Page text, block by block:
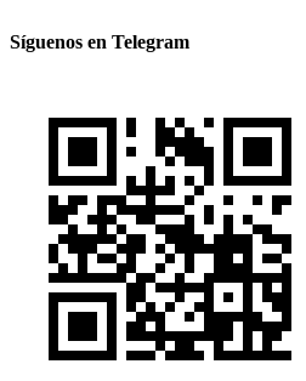
Síguenos en Telegram